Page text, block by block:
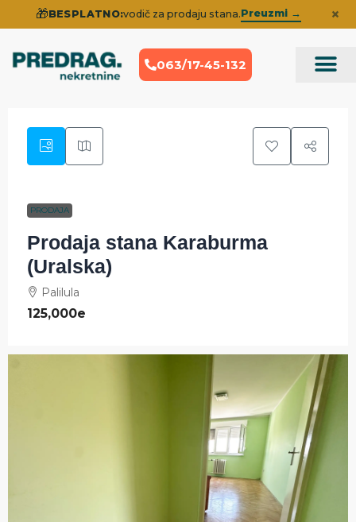
🎁BESPLATNO:vodič za prodaju stana.Preuzmi → ×
063/17-45-132
PRODAJA
Prodaja stana Karaburma
(Uralska)
Palilula
125,000e